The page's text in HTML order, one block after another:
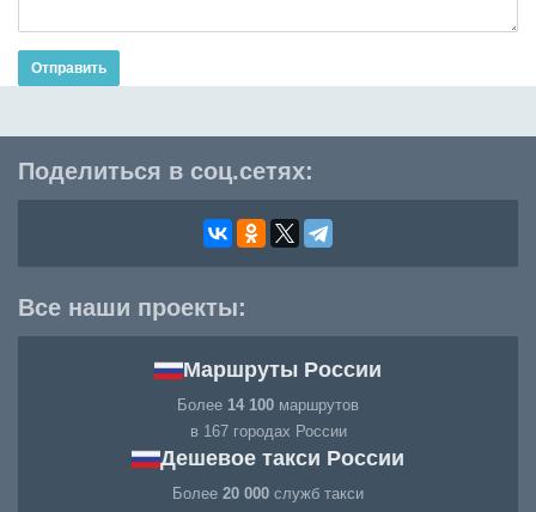
Отправить
Поделиться в соц.сетях:
Все наши проекты:
Маршруты России
Более 14 100 маршрутов
в 167 городах России
Дешевое такси России
Более 20 000 служб такси